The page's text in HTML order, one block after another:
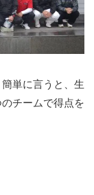
単に言うと、生
チームで得点を